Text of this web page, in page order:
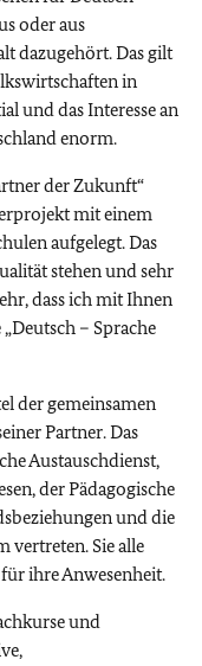
oder aus
dazugehört. Das gilt
in
und das Interesse an
enorm.
der Zukunft“
mit einem
aufgelegt. Das
stehen und sehr
dass ich mit Ihnen
– Sprache
der gemeinsamen
Partner. Das
Austauschdienst,
der Pädagogische
und die
vertreten. Sie alle
ihre Anwesenheit.
und